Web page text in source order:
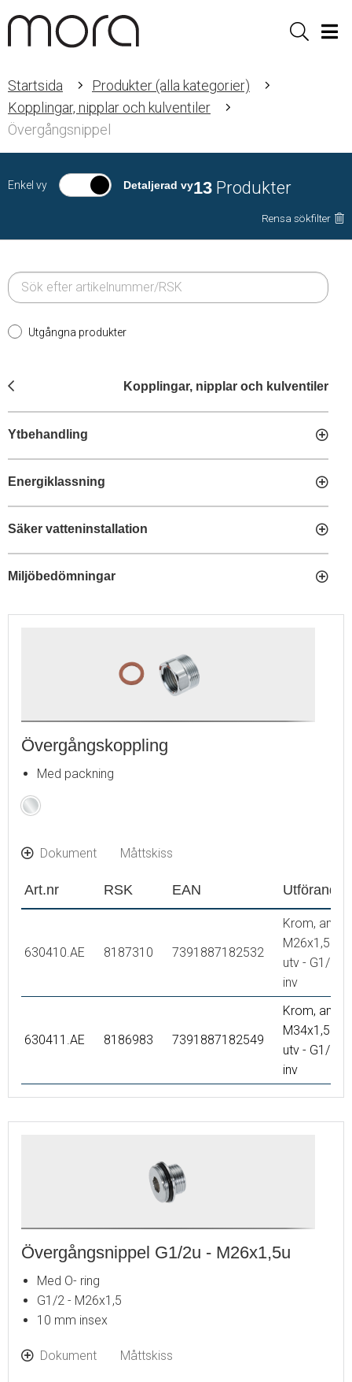
Sök
Startsida
Produkter (alla kategorier)
Kopplingar, nipplar och kulventiler
Övergångsnippel
Enkel vy Detaljerad vy13 Produkter
Rensa sökfilter
Utgångna produkter
Kopplingar, nipplar och kulventiler
Ytbehandling
Energiklassning
Säker vatteninstallation
Miljöbedömningar
Övergångskoppling
Med packning
Krom
Dokument Måttskiss
Art.nr RSK EAN Utförande
630410.AE 8187310 7391887182532
Krom, ansl.
M26x1,5
utv - G1/2
inv
630411.AE 8186983 7391887182549
Krom, ansl.
M34x1,5
utv - G1/2
inv
Övergångsnippel G1/2u - M26x1,5u
Med O- ring
G1/2 - M26x1,5
10 mm insex
Dokument Måttskiss